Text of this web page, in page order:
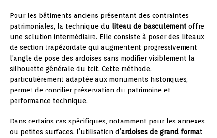
Pour les bâtiments anciens présentant des contraintes
patrimoniales, la technique du liteau de basculement offre
une solution intermédiaire. Elle consiste à poser des liteaux
de section trapézoïdale qui augmentent progressivement
l’angle de pose des ardoises sans modifier visiblement la
silhouette générale du toit. Cette méthode,
particulièrement adaptée aux monuments historiques,
permet de concilier préservation du patrimoine et
performance technique.
Dans certains cas spécifiques, notamment pour les annexes
ou petites surfaces, l’utilisation d’ardoises de grand format